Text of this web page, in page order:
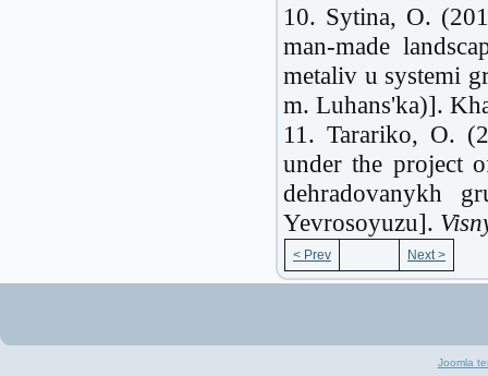
10. Sytina, O.
man-made
metaliv u systemi
m. Luhans'ka)].
11. Tarariko, O.
under the project
dehradovanykh
Yevrosoyuzu].
< Prev Next >
Joomla